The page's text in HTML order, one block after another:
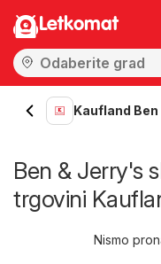
Letkomat
Kaufland
Ben & Jerry's
trgovini
Nismo